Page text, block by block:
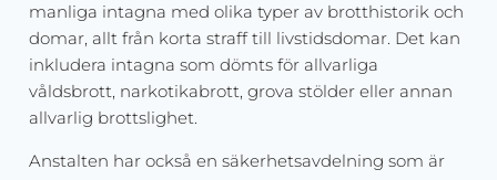
manliga intagna med olika typer av brotthistorik och
domar, allt från korta straff till livstidsdomar. Det kan
inkludera intagna som dömts för allvarliga
våldsbrott, narkotikabrott, grova stölder eller annan
allvarlig brottslighet.
Anstalten har också en säkerhetsavdelning som är